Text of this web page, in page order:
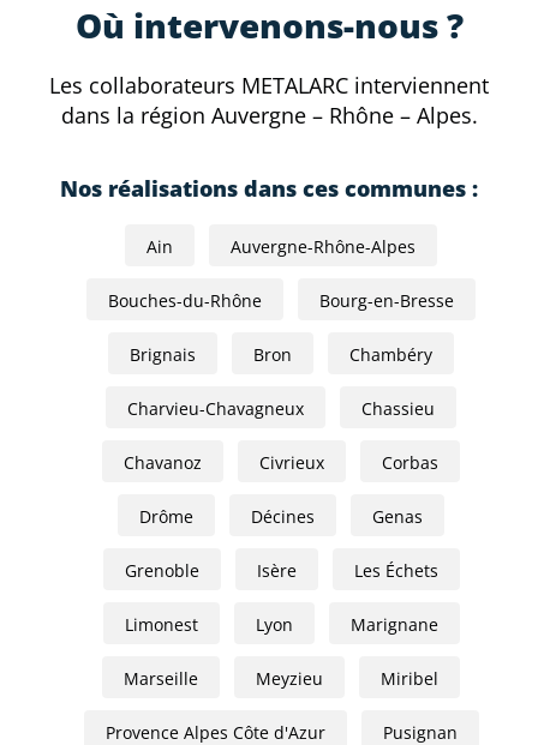
Où intervenons-nous ?
Les collaborateurs METALARC interviennent
dans la région Auvergne – Rhône – Alpes.
Nos réalisations dans ces communes :
Ain Auvergne-Rhône-Alpes
Bouches-du-Rhône Bourg-en-Bresse
Brignais Bron Chambéry
Charvieu-Chavagneux Chassieu
Chavanoz Civrieux Corbas
Drôme Décines Genas
Grenoble Isère Les Échets
Limonest Lyon Marignane
Marseille Meyzieu Miribel
Provence Alpes Côte d'Azur Pusignan